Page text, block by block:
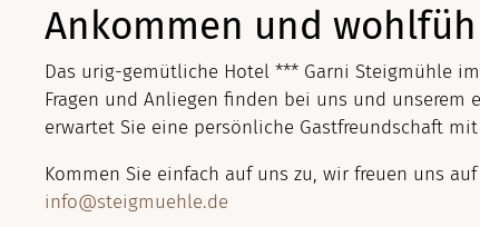
Ankommen und
Das urig-gemütliche Hotel *** Garni Steigmühle
Fragen und Anliegen finden bei uns und unserem
erwartet Sie eine persönliche Gastfreundschaft
Kommen Sie einfach auf uns zu, wir freuen uns auf
info@steigmuehle.de